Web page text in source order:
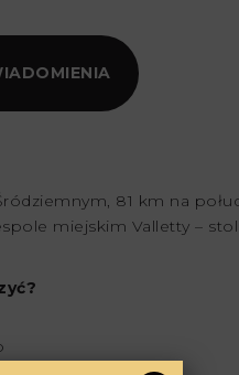
81 km na
miejskim Valletty –